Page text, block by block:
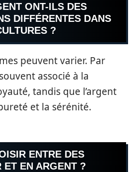
ONT-ILS DES
DIFFÉRENTES DANS
?
peuvent varier. Par
associé à la
tandis que l’argent
et la sérénité.
ENTRE DES
ET EN ARGENT ?